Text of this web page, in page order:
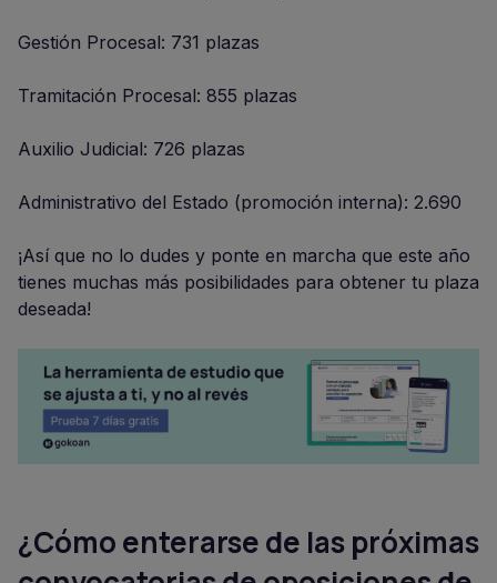
Gestión Procesal: 731 plazas
Tramitación Procesal: 855 plazas
Auxilio Judicial: 726 plazas
Administrativo del Estado (promoción interna): 2.690
¡Así que no lo dudes y ponte en marcha que este año
tienes muchas más posibilidades para obtener tu plaza
deseada!
¿Cómo enterarse de las próximas